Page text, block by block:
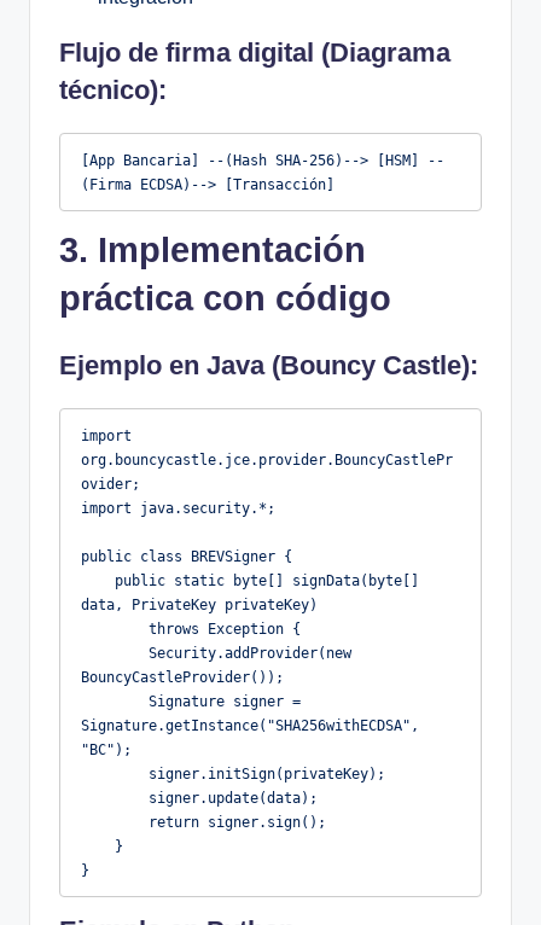
Flujo de firma digital (Diagrama
técnico):
[App Bancaria] --(Hash SHA-256)--> [HSM] --
(Firma ECDSA)--> [Transacción]
3. Implementación
práctica con código
Ejemplo en Java (Bouncy Castle):
import
org.bouncycastle.jce.provider.BouncyCastlePr
ovider;
import java.security.*;
public class BREVSigner {
data, PrivateKey privateKey)
BouncyCastleProvider());
Signature.getInstance("SHA256withECDSA",
"BC");
}